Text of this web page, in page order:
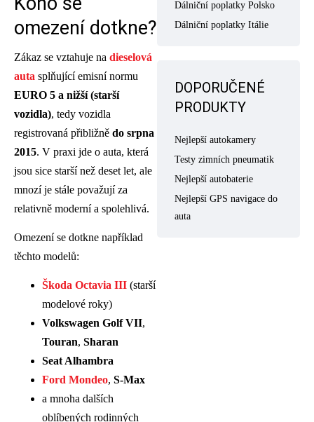
omezení dotkne?
Zákaz se vztahuje na dieselová
auta splňující emisní normu
EURO 5 a nižší (starší
vozidla), tedy vozidla
registrovaná přibližně do srpna
2015. V praxi jde o auta, která
jsou sice starší než deset let, ale
mnozí je stále považují za
relativně moderní a spolehlivá.
Omezení se dotkne například
těchto modelů:
Škoda Octavia III (starší
modelové roky)
Volkswagen Golf VII,
Touran, Sharan
Seat Alhambra
Ford Mondeo, S-Max
a mnoha dalších
oblíbených rodinných
Dálniční poplatky Polsko
Dálniční poplatky Itálie
DOPORUČENÉ
PRODUKTY
Nejlepší autokamery
Testy zimních pneumatik
Nejlepší autobaterie
Nejlepší GPS navigace do
auta